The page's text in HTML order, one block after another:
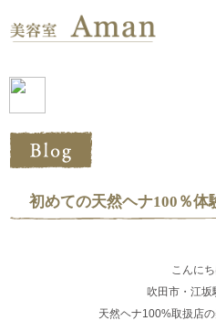
初めての天然ヘナ100％
こんにち
吹田市・江坂
天然ヘナ100%取扱店の